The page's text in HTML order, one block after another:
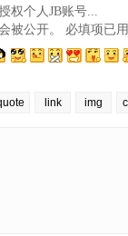
权个人JB账号...
被公开。
必填项已用